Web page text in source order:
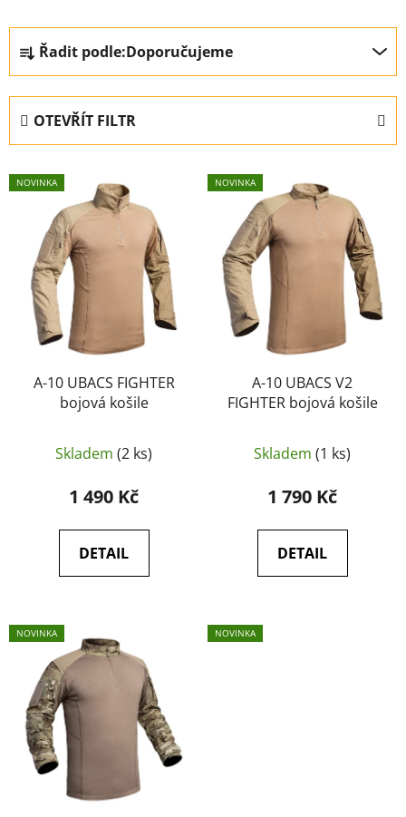
Ř
a
z
n
í
p
Řadit podle:Doporučujeme
OTEVŘÍT FILTR
V
ý
NOVINKA
A-10 UBACS FIGHTER
bojová košile
Skladem (2 ks)
1 490 Kč
DETAIL
NOVINKA
A-10 UBACS V2
FIGHTER bojová košile
Skladem (1 ks)
1 790 Kč
DETAIL
NOVINKA NOVINKA